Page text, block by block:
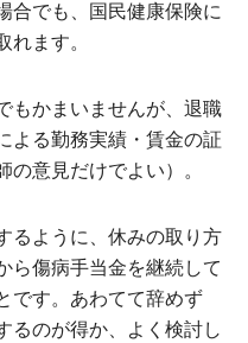
合でも、国民健康保険に
れます。
もかまいませんが、退職
よる勤務実績・賃金の証
意見だけでよい）。
るように、休みの取り方
ら傷病手当金を継続して
です。あわてて辞めず
るのが得か、よく検討し